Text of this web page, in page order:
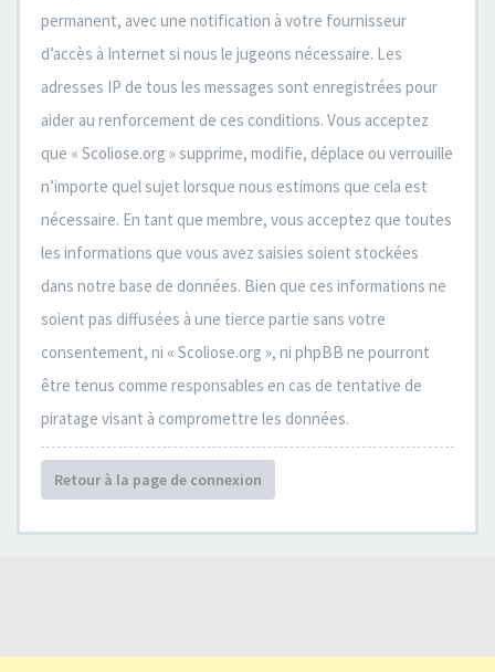
permanent, avec une notification à votre fournisseur
d’accès à Internet si nous le jugeons nécessaire. Les
adresses IP de tous les messages sont enregistrées pour
aider au renforcement de ces conditions. Vous acceptez
que « Scoliose.org » supprime, modifie, déplace ou verrouille
n’importe quel sujet lorsque nous estimons que cela est
nécessaire. En tant que membre, vous acceptez que toutes
les informations que vous avez saisies soient stockées
dans notre base de données. Bien que ces informations ne
soient pas diffusées à une tierce partie sans votre
consentement, ni « Scoliose.org », ni phpBB ne pourront
être tenus comme responsables en cas de tentative de
piratage visant à compromettre les données.
Retour à la page de connexion